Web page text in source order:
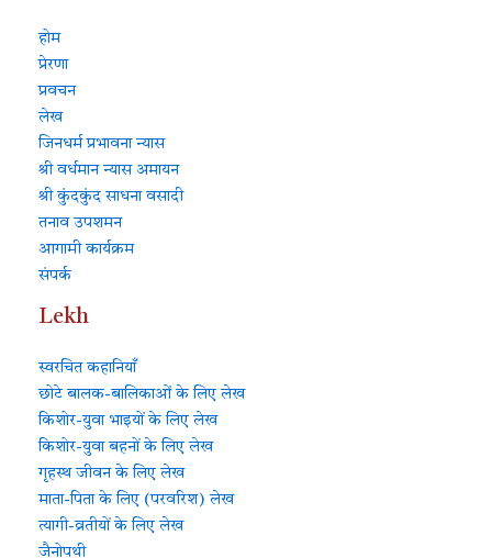
होम
प्रेरणा
प्रवचन
लेख
जिनधर्म प्रभावना न्यास
श्री वर्धमान न्यास अमायन
श्री कुंदकुंद साधना वसादी
तनाव उपशमन
आगामी कार्यक्रम
संपर्क
Lekh
स्वरचित कहानियाँ
छोटे बालक-बालिकाओं के लिए लेख
किशोर-युवा भाइयों के लिए लेख
किशोर-युवा बहनों के लिए लेख
गृहस्थ जीवन के लिए लेख
माता-पिता के लिए (परवरिश) लेख
त्यागी-व्रतीयों के लिए लेख
जैनोपथी